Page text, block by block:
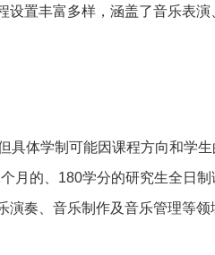
置丰富多样，涵盖了音乐表
体学制可能因课程方向和学生
月的、180学分的研究生全日
奏、音乐制作及音乐管理等领